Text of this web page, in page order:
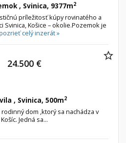
Ponuka RK
, Svinica, 9377m2
príležitosť kúpy rovinatého a
Košice – okolie.Pozemok je
celý inzerát »
, Svinica, 500m2
dom ,ktorý sa nachádza v
Jedná sa...
24.500 €